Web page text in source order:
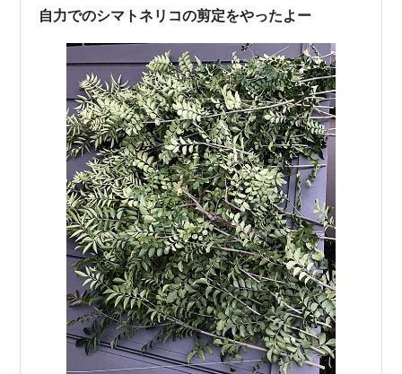
た。それをまた切って編んでくっつけて…。 扉のペンキ
自力でのシマトネリコの剪定をやったよー